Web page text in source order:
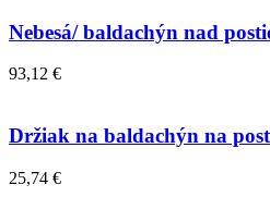
Nebesá/ baldachýn nad
93,12 €
Držiak na baldachýn na
25,74 €